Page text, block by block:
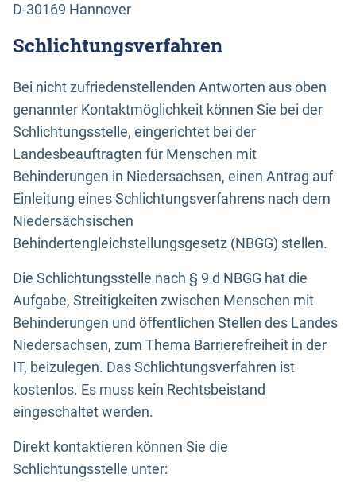
D-30169 Hannover
Schlichtungsverfahren
Bei nicht zufriedenstellenden Antworten aus oben
genannter Kontaktmöglichkeit können Sie bei der
Schlichtungsstelle, eingerichtet bei der
Landesbeauftragten für Menschen mit
Behinderungen in Niedersachsen, einen Antrag auf
Einleitung eines Schlichtungsverfahrens nach dem
Niedersächsischen
Behindertengleichstellungsgesetz (NBGG) stellen.
Die Schlichtungsstelle nach § 9 d NBGG hat die
Aufgabe, Streitigkeiten zwischen Menschen mit
Behinderungen und öffentlichen Stellen des Landes
Niedersachsen, zum Thema Barrierefreiheit in der
IT, beizulegen. Das Schlichtungsverfahren ist
kostenlos. Es muss kein Rechtsbeistand
eingeschaltet werden.
Direkt kontaktieren können Sie die
Schlichtungsstelle unter: